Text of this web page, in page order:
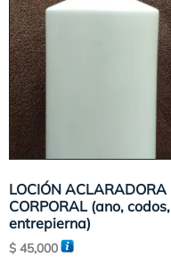
LOCIÓN ACLARADORA
CORPORAL (ano, codos,
entrepierna)
$ 45,000